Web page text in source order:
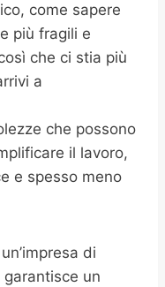
come sapere
più fragili e
che ci stia più
a
che possono
il lavoro,
e spesso meno
di
un